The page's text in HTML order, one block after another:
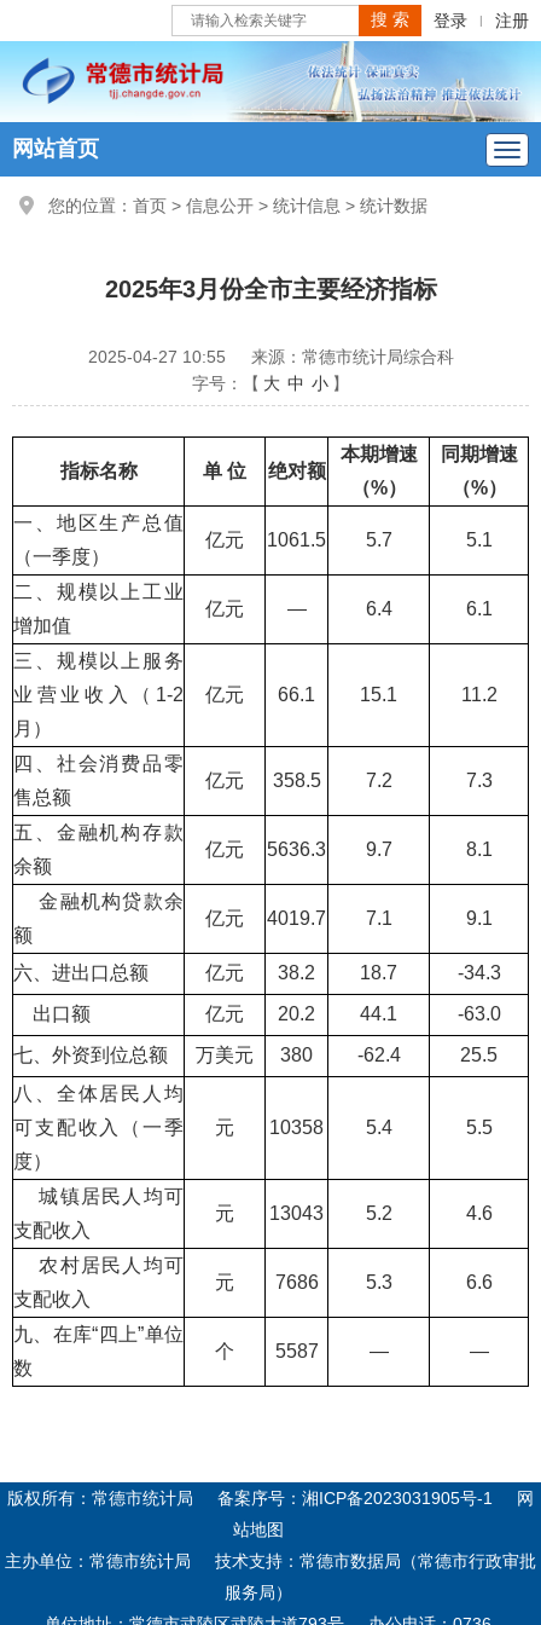
登录 | 注册
网站首页
您的位置： 首页 > 信息公开 > 统计信息 > 统计数据
2025年3月份全市主要经济指标
2025-04-27 10:55
来源：常德市统计局综合科
字号：【 大 中 小 】
指标名称 单 位 绝对额
本期增速
（%）
同期增速
（%）
一、地区生产总值
（一季度）
亿元 1061.5 5.7 5.1
二、规模以上工业
增加值
亿元 — 6.4 6.1
三、规模以上服务
业营业收入（1-2
月）
亿元 66.1 15.1 11.2
四、社会消费品零
售总额
亿元 358.5 7.2 7.3
五、金融机构存款
余额
亿元 5636.3 9.7 8.1
金融机构贷款余
额
亿元 4019.7 7.1 9.1
六、进出口总额 亿元 38.2 18.7
-34.3
出口额
亿元 20.2 44.1
-63.0
七、外资到位总额
万美元 380 -62.4
25.5
八、全体居民人均
可支配收入（一季
度）
元 10358 5.4 5.5
城镇居民人均可
支配收入
元 13043 5.2 4.6
农村居民人均可
支配收入
元 7686 5.3 6.6
九、在库“四上”单位
数
个 5587 — —
版权所有：常德市统计局 备案序号： 湘ICP备2023031905号-1
网
站地图
主办单位：常德市统计局
技术支持：常德市数据局（常德市行政审批
服务局）